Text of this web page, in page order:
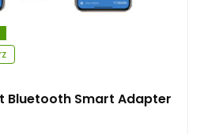
Bluetooth Smart Adapter